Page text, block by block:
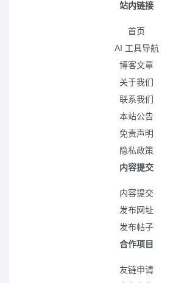
站内链接
首页
AI 工具导航
博客文章
关于我们
联系我们
本站公告
免责声明
隐私政策
内容提交
内容提交
发布网址
发布帖子
合作项目
友链申请